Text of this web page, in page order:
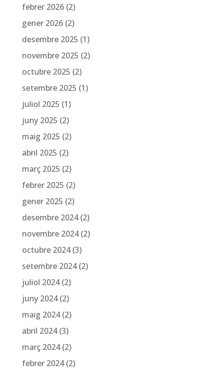
febrer 2026(2)
gener 2026(2)
desembre 2025 (1)
novembre 2025 (2)
octubre 2025 (2)
setembre 2025 (1)
juliol 2025 (1)
juny 2025 (2)
maig 2025 (2)
abril 2025 (2)
març 2025 (2)
febrer 2025 (2)
gener 2025 (2)
desembre 2024(2)
novembre 2024(2)
octubre 2024(3)
setembre 2024(2)
juliol 2024(2)
juny 2024(2)
maig 2024(2)
abril 2024(3)
març 2024(2)
febrer 2024(2)